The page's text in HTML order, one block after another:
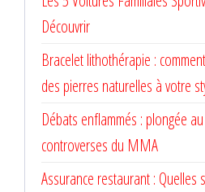
Découvrir
Bracelet lithothérapie :
des pierres naturelles à votre
Débats enflammés : plongée
controverses du MMA
Assurance restaurant : Quelles